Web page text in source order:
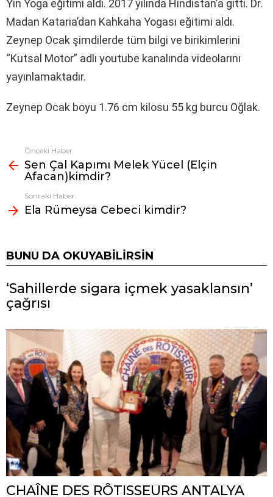
Yin Yoga eğitimi aldı. 2017 yılında Hindistan’a gitti. Dr.
Madan Kataria’dan Kahkaha Yogası eğitimi aldı.
Zeynep Ocak şimdilerde tüm bilgi ve birikimlerini
“Kutsal Motor” adlı youtube kanalında videolarını
yayınlamaktadır.
Zeynep Ocak boyu 1.76 cm kilosu 55 kg burcu Oğlak.
Fazlasına
bak
Önceki Haber
Sen Çal Kapımı Melek Yücel (Elçin
Afacan)kimdir?
Sonraki Haber
Ela Rümeysa Cebeci kimdir?
BUNU DA OKUYABILIRSIN
‘Sahillerde sigara içmek yasaklansın’
çağrısı
CHAÎNE DES RÔTISSEURS ANTALYA